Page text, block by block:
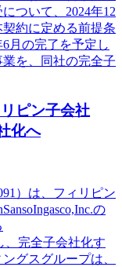
ついて、2024年12
約に定める前提条
月の完了を予定し
を、同社の完全子
ピン子会社
化へ
）は、フィリピン
の
、完全子会社化す
グスグループは、